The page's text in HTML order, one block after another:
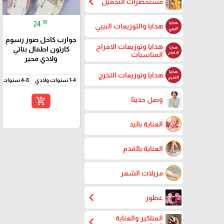
هدايا والتوزيعات البيبي
هدايا وتوزيعات الافراح
المناسبات
هدايا وتوزيعات التخرج
وصل حديثا
العناية باليد
العناية بالقدم
مزيلات الشعر
عطور chevron_left
المناكير والعناية
24 ₪
جوارب كاحل صور رسوم
كارتون اطفال بناتي
ولادي محير
1-4 سنوات ولادي 4-8 سنوات ولادي
add_shopping_cart